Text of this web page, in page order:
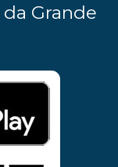
Grande